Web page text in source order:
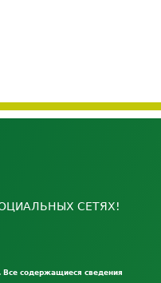
СЕТЯХ!
содержащиеся сведения